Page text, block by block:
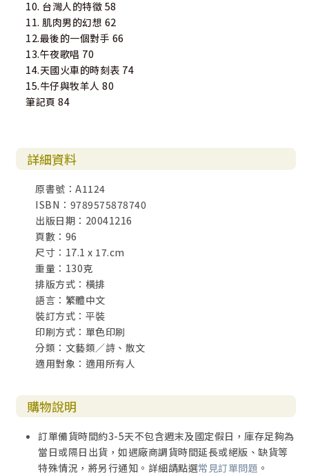
10. 台灣人的特徵 58
11. 肌肉男的幻想 62
12.最後的一個對手 66
13.午夜歌唱 70
14.天國火車的時刻表 74
15.牛仔與牧羊人 80
筆記頁 84
詳細資料
原書號：A1124
ISBN：9789575878740
出版日期：20041216
頁數：96
尺寸：17.1 x 17.cm
重量：130克
排版方式：橫排
語言：繁體中文
裝訂方式：平裝
印刷方式：單色印刷
分類：文藝類／詩、散文
適用對象：適用所有人
購物說明
訂單備貨時間約3-5天不包含週末及國定假日，庫存足夠為
當日或隔日出貨，如遇廠商調貨時間延長或絕版、缺貨等
特殊情況，將另行通知。詳細請點選常見訂單問題 。